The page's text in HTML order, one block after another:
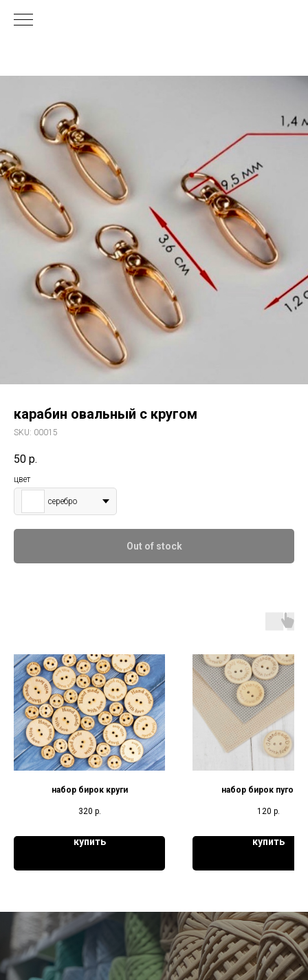
карабин овальный с кругом
SKU: 00015
50 р.
цвет
серебро
Out of stock
набор бирок круги
320 р.
купить
набор бирок
120 р.
купить